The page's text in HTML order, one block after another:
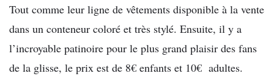
Tout comme leur ligne de vêtements disponible à la vente
dans un conteneur coloré et très stylé. Ensuite, il y a
l’incroyable patinoire pour le plus grand plaisir des fans
de la glisse, le prix est de 8€ enfants et 10€ adultes.